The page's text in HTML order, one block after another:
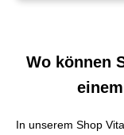
Wo können
In unserem Shop